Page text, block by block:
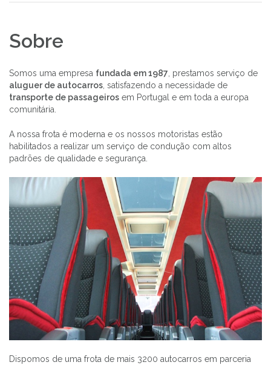
Sobre
Somos uma empresa fundada em 1987 , prestamos serviço de
aluguer de autocarros , satisfazendo a necessidade de
transporte de passageiros em Portugal e em toda a europa
comunitária.
A nossa frota é moderna e os nossos motoristas estão
habilitados a realizar um serviço de condução com altos
padrões de qualidade e segurança.
Dispomos de uma frota de mais 3200 autocarros em parceria